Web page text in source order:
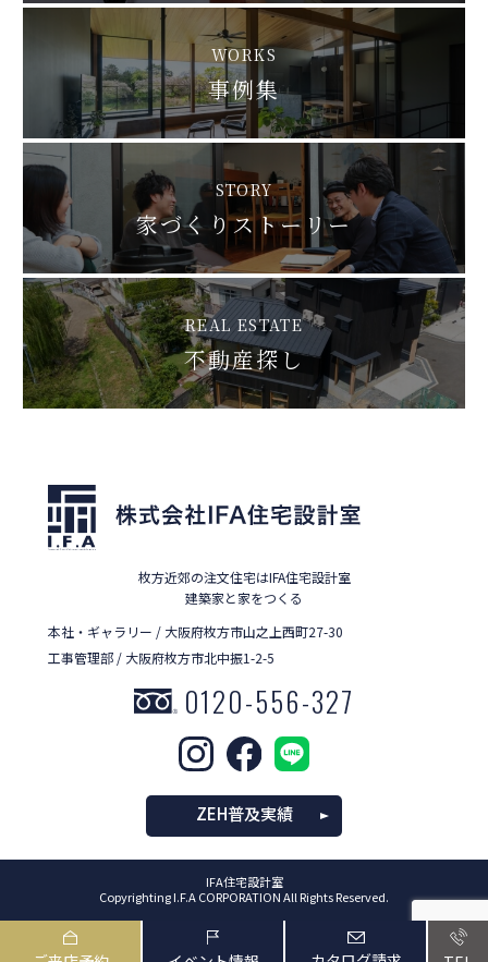
WORKS
事例集
STORY
家づくりストーリー
REAL ESTATE
不動産探し
枚方近郊の注文住宅はIFA住宅設計室
建築家と家をつくる
本社・ギャラリー / 大阪府枚方市山之上西町27-30
工事管理部 / 大阪府枚方市北中振1-2-5
0120-556-327
ZEH普及実績
IFA住宅設計室
Copyrighting I.F.A CORPORATION All Rights Reserved.